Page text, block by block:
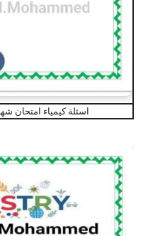
اسئلة كيمياء